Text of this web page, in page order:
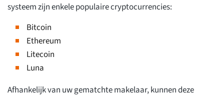
systeem zijn enkele populaire cryptocurrencies:
Bitcoin
Ethereum
Litecoin
Luna
Afhankelijk van uw gematchte makelaar, kunnen deze